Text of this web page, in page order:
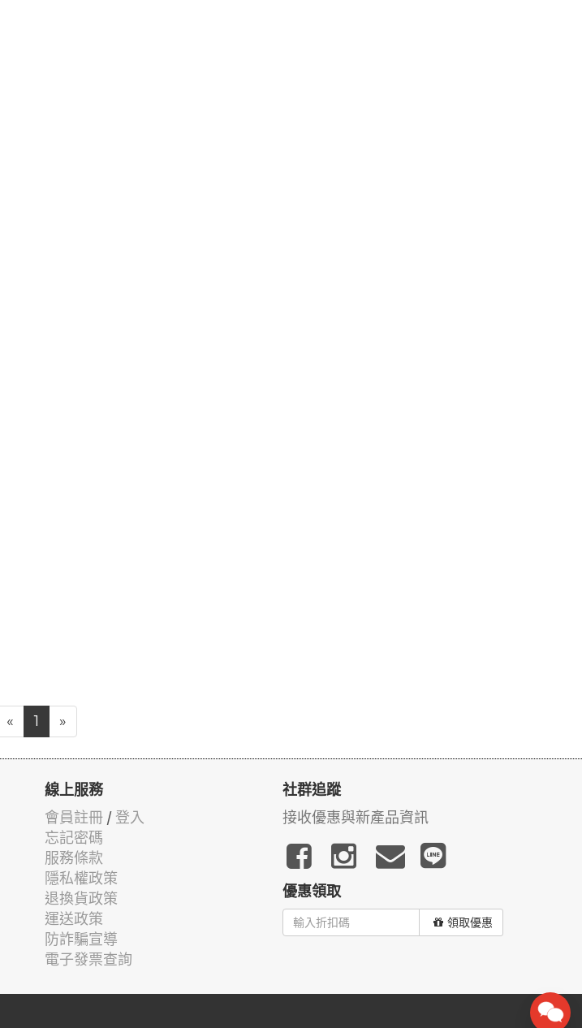
« 1 »
線上服務
會員註冊 / 登入
忘記密碼
服務條款
隱私權政策
退換貨政策
運送政策
防詐騙宣導
電子發票查詢
社群追蹤
接收優惠與新產品資訊
優惠領取
領取優惠